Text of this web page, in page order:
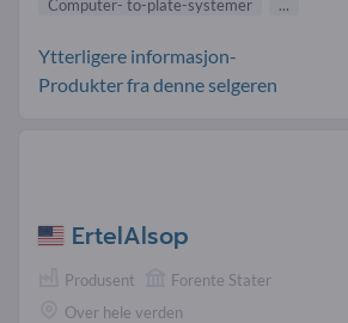
Computer- to-plate-systemer
...
Ytterligere informasjon-
Produkter fra denne selgeren
ErtelAlsop
Produsent
Forente Stater
Over hele verden